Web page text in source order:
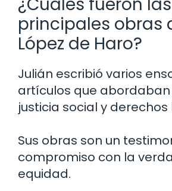
principales obras
López de Haro?
Julián escribió varios
artículos que
justicia social y derechos
Sus obras son un
compromiso con la
equidad.